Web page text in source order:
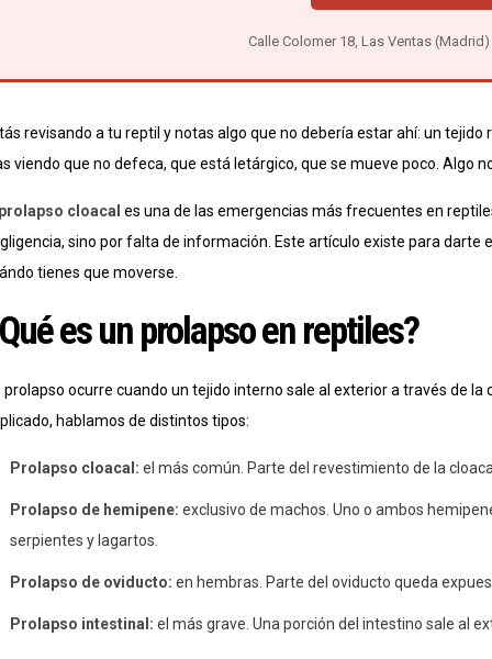
Calle Colomer 18, Las Ventas (Madrid)
revisando a tu reptil y notas algo que no debería estar ahí: un
viendo que no defeca, que está letárgico, que se mueve poco. Algo
cloacal es una de las emergencias más frecuentes en
sino por falta de información. Este artículo existe para darte
tienes que moverse.
es un prolapso en reptiles?
prolapso ocurre cuando un tejido interno sale al exterior a través de
hablamos de distintos tipos:
Prolapso cloacal: el más común. Parte del revestimiento de la
Prolapso de hemipene: exclusivo de machos. Uno o ambos
serpientes y lagartos.
Prolapso de oviducto: en hembras. Parte del oviducto queda
Prolapso intestinal: el más grave. Una porción del intestino sale al